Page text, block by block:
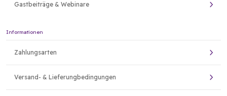
Gastbeiträge & Webinare
Informationen
Zahlungsarten
Versand- & Lieferungbedingungen